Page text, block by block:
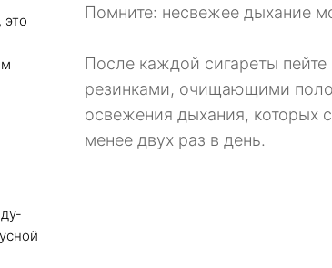
Помните: несвежее дыхание
После каждой сигареты
резинками, очищающими
освежения дыхания, которых
менее двух раз в день.
это